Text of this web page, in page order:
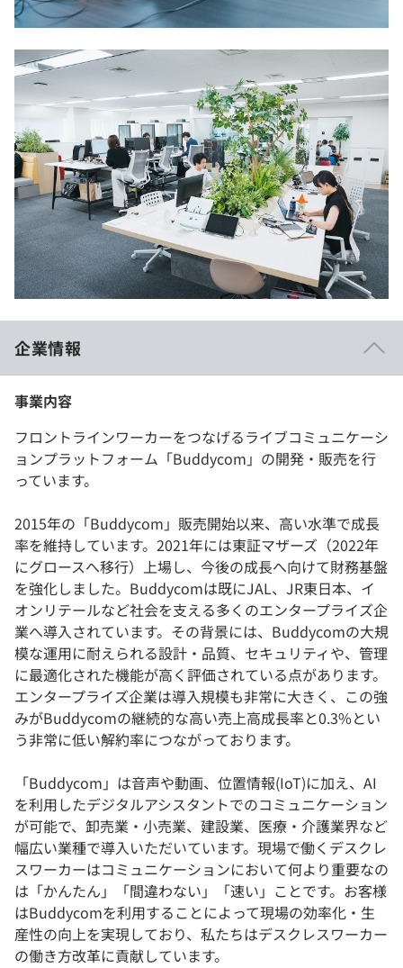
企業情報
事業内容
フロントラインワーカーをつなげるライブコミュニケーシ
ョンプラットフォーム「Buddycom」の開発・販売を行
っています。
2015年の「Buddycom」販売開始以来、高い水準で成長
率を維持しています。2021年には東証マザーズ（2022年
にグロースへ移行）上場し、今後の成長へ向けて財務基盤
を強化しました。Buddycomは既にJAL、JR東日本、イ
オンリテールなど社会を支える多くのエンタープライズ企
業へ導入されています。その背景には、Buddycomの大規
模な運用に耐えられる設計・品質、セキュリティや、管理
に最適化された機能が高く評価されている点があります。
エンタープライズ企業は導入規模も非常に大きく、この強
みがBuddycomの継続的な高い売上高成長率と0.3%とい
う非常に低い解約率につながっております。
「Buddycom」は音声や動画、位置情報(IoT)に加え、AI
を利用したデジタルアシスタントでのコミュニケーション
が可能で、卸売業・小売業、建設業、医療・介護業界など
幅広い業種で導入いただいています。現場で働くデスクレ
スワーカーはコミュニケーションにおいて何より重要なの
は「かんたん」「間違わない」「速い」ことです。お客様
はBuddycomを利用することによって現場の効率化・生
産性の向上を実現しており、私たちはデスクレスワーカー
の働き方改革に貢献しています。